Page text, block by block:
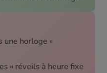
une horloge «
« réveils à heure fixe